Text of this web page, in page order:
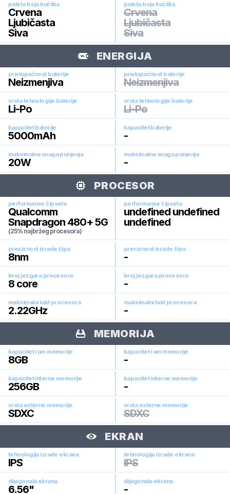
paleta boja kućišta
Crvena
Ljubičasta
Siva
paleta boja kućišta
Crvena
Ljubičasta
Siva
ENERGIJA
pristupačnost baterije
Neizmenjiva
pristupačnost baterije
Neizmenjiva
vrsta tehnologije baterije
Li-Po
vrsta tehnologije baterije
Li-Po
kapacitet baterije
5000mAh
kapacitet baterije
-
maksimalna snaga punjenja
20W
maksimalna snaga punjenja
-
PROCESOR
performanse čipseta
Qualcomm
Snapdragon 480+ 5G
(25% najbržeg procesora)
performanse čipseta
undefined undefined
undefined
preciznost izrade čipa
8nm
preciznost izrade čipa
-
broj jezgara procesora
8 core
broj jezgara procesora
-
maksimalni takt procesora
2.22GHz
maksimalni takt procesora
-
MEMORIJA
kapacitet ram memorije
8GB
kapacitet ram memorije
-
kapacitet interne memorije
256GB
kapacitet interne memorije
-
vrsta externe memorije
SDXC
vrsta externe memorije
SDXC
EKRAN
tehnologija izrade ekrana
IPS
tehnologija izrade ekrana
IPS
dijagonala ekrana
6.56"
dijagonala ekrana
-